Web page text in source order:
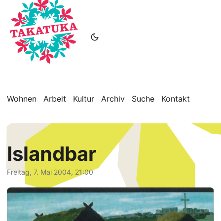
Wohnen Arbeit Kultur Archiv Suche Kontakt
Islandbar
Freitag, 7. Mai 2004, 21:00